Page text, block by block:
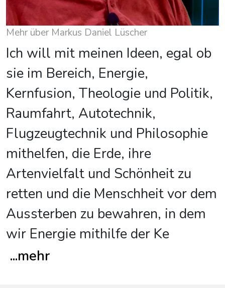
Mehr über Markus Daniel Lüscher
Ich will mit meinen Ideen, egal ob
sie im Bereich, Energie,
Kernfusion, Theologie und Politik,
Raumfahrt, Autotechnik,
Flugzeugtechnik und Philosophie
mithelfen, die Erde, ihre
Artenvielfalt und Schönheit zu
retten und die Menschheit vor dem
Aussterben zu bewahren, in dem
wir Energie mithilfe der Ke
...mehr